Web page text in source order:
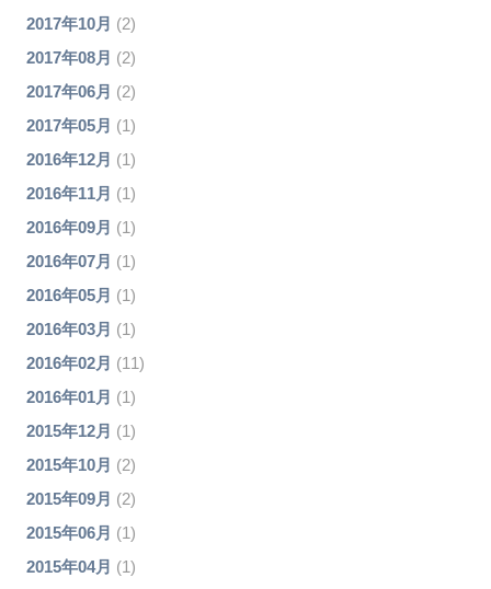
2017年10月 (2)
2017年08月 (2)
2017年06月 (2)
2017年05月 (1)
2016年12月 (1)
2016年11月 (1)
2016年09月 (1)
2016年07月 (1)
2016年05月 (1)
2016年03月 (1)
2016年02月 (11)
2016年01月 (1)
2015年12月 (1)
2015年10月 (2)
2015年09月 (2)
2015年06月 (1)
2015年04月 (1)